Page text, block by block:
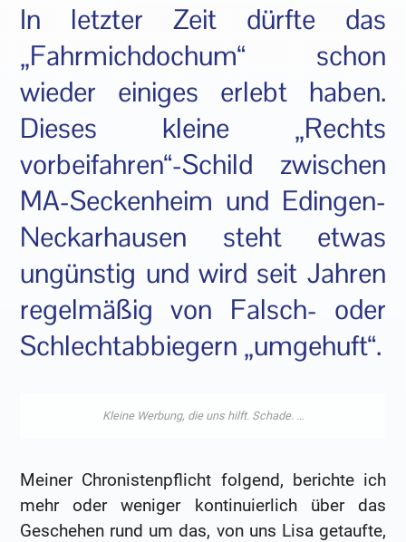
In letzter Zeit dürfte das
„Fahrmichdochum“ schon
wieder einiges erlebt haben.
Dieses kleine „Rechts
vorbeifahren“-Schild zwischen
MA-Seckenheim und Edingen-
Neckarhausen steht etwas
ungünstig und wird seit Jahren
regelmäßig von Falsch- oder
Schlechtabbiegern „umgehuft“.
Meiner Chronistenpflicht folgend, berichte ich
mehr oder weniger kontinuierlich über das
Geschehen rund um das, von uns Lisa getaufte,